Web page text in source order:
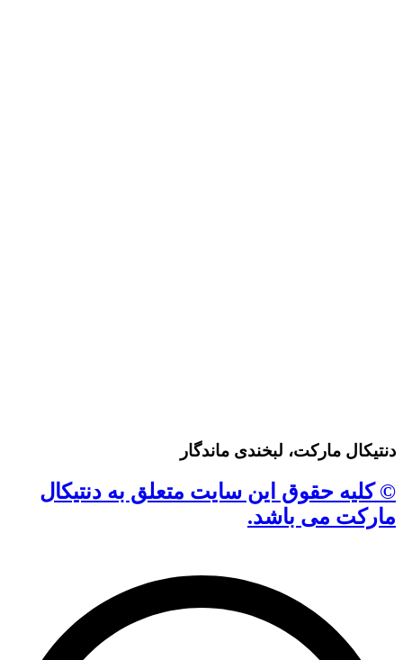
دنتیکال مارکت، لبخندی ماندگار
© کلیه حقوق این سایت متعلق به دنتیکال
مارکت می باشد.